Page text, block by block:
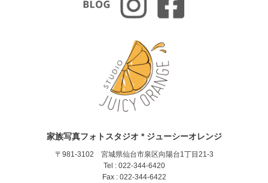
家族写真フォトスタジオ * ジューシーオレンジ
〒981-3102 宮城県仙台市泉区向陽台1丁目21-3
Tel : 022-344-6420
Fax : 022-344-6422